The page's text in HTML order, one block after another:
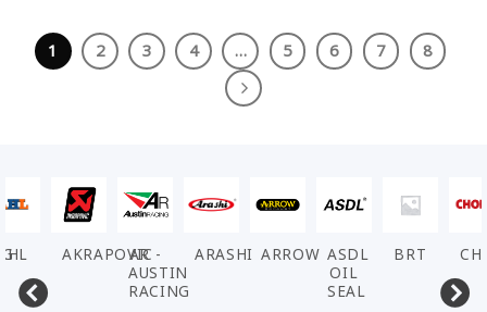
1 2 3 4 … 5 6 7 8
AR -
ARASHI ARROW ASDL
BRT CHOHO